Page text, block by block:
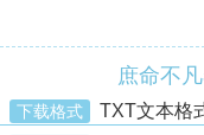
庶命不
下载格式 TXT文本格